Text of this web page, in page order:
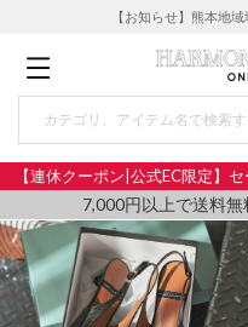
【お知らせ】熊本地
【連休クーポン|公式EC限定】
7,000円以上で送料無